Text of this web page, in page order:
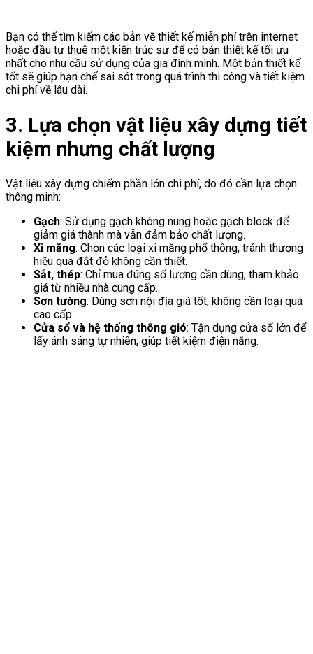
Bạn có thể tìm kiếm các bản vẽ thiết kế miễn phí trên internet
hoặc đầu tư thuê một kiến trúc sư để có bản thiết kế tối ưu
nhất cho nhu cầu sử dụng của gia đình mình. Một bản thiết kế
tốt sẽ giúp hạn chế sai sót trong quá trình thi công và tiết kiệm
chi phí về lâu dài.
3. Lựa chọn vật liệu xây dựng tiết
kiệm nhưng chất lượng
Vật liệu xây dựng chiếm phần lớn chi phí, do đó cần lựa chọn
thông minh:
Gạch: Sử dụng gạch không nung hoặc gạch block để
giảm giá thành mà vẫn đảm bảo chất lượng.
Xi măng: Chọn các loại xi măng phổ thông, tránh thương
hiệu quá đắt đỏ không cần thiết.
Sắt, thép: Chỉ mua đúng số lượng cần dùng, tham khảo
giá từ nhiều nhà cung cấp.
Sơn tường: Dùng sơn nội địa giá tốt, không cần loại quá
cao cấp.
Cửa sổ và hệ thống thông gió: Tận dụng cửa sổ lớn để
lấy ánh sáng tự nhiên, giúp tiết kiệm điện năng.